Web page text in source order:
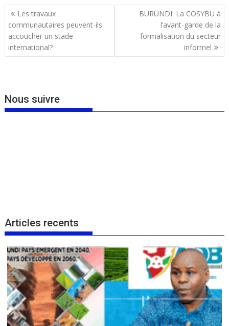
Navigation
de
l’article
Les travaux
communautaires peuvent-ils
accoucher un stade
international?
BURUNDI: La COSYBU à
l’avant-garde de la
formalisation du secteur
informel
Nous suivre
Articles recents